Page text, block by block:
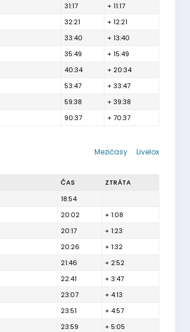
31:17
+ 11:17
32:21
+ 12:21
33:40
+ 13:40
35:49
+ 15:49
40:34
+ 20:34
53:47
+ 33:47
59:38
+ 39:38
90:37 + 70:37
Livelox
Mezičasy
ČAS
ZTRÁTA
18:54
20:02
+ 1:08
20:17
+ 1:23
20:26
+ 1:32
21:46
+ 2:52
22:41
+ 3:47
23:07
+ 4:13
23:51
+ 4:57
23:59
+ 5:05